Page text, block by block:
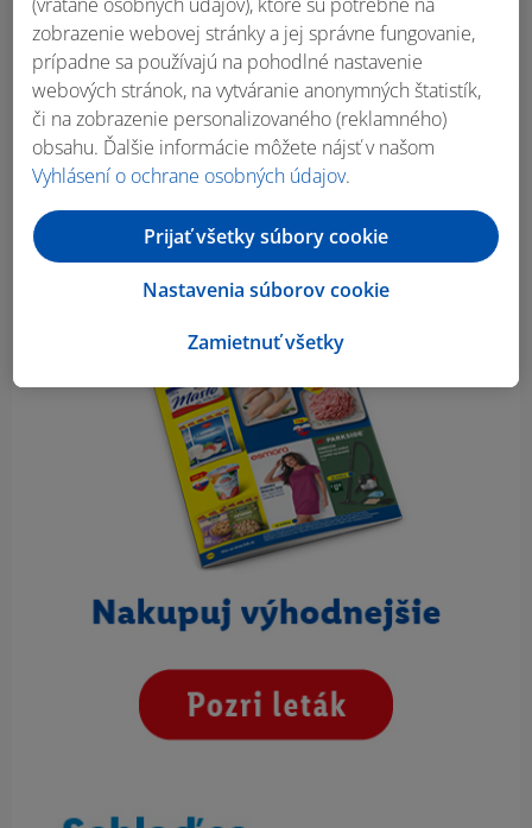
Obsah bočného panela
zobrazenie webovej stránky a jej správne fungovanie,
prípadne sa používajú na pohodlné nastavenie
webových stránok, na vytváranie anonymných štatistík,
či na zobrazenie personalizovaného (reklamného)
obsahu. Ďalšie informácie môžete nájsť v našom
Vyhlásení o ochrane osobných údajov.
Zamietnuť všetky
Nastavenia súborov cookie
Prijať všetky súbory cookie